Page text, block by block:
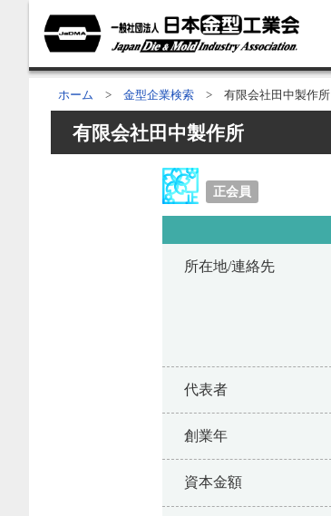
ホーム > 金型企業検索 > 有限会社田中製作所
有限会社田中製作所
正会員
所在地/連絡先
代表者
創業年
資本金額